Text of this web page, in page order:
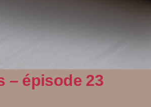
– épisode 23